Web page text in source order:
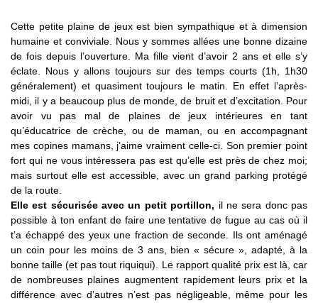
Cette petite plaine de jeux est bien sympathique et à dimension
humaine et conviviale. Nous y sommes allées une bonne dizaine
de fois depuis l’ouverture. Ma fille vient d’avoir 2 ans et elle s’y
éclate. Nous y allons toujours sur des temps courts (1h, 1h30
généralement) et quasiment toujours le matin. En effet l’après-
midi, il y a beaucoup plus de monde, de bruit et d’excitation. Pour
avoir vu pas mal de plaines de jeux intérieures en tant
qu’éducatrice de crèche, ou de maman, ou en accompagnant
mes copines mamans, j’aime vraiment celle-ci. Son premier point
fort qui ne vous intéressera pas est qu’elle est près de chez moi;
mais surtout elle est accessible, avec un grand parking protégé
de la route.
Elle est sécurisée avec un petit portillon, il ne sera donc pas
possible à ton enfant de faire une tentative de fugue au cas où il
t’a échappé des yeux une fraction de seconde. Ils ont aménagé
un coin pour les moins de 3 ans, bien « sécure », adapté, à la
bonne taille (et pas tout riquiqui). Le rapport qualité prix est là, car
de nombreuses plaines augmentent rapidement leurs prix et la
différence avec d’autres n’est pas négligeable, même pour les